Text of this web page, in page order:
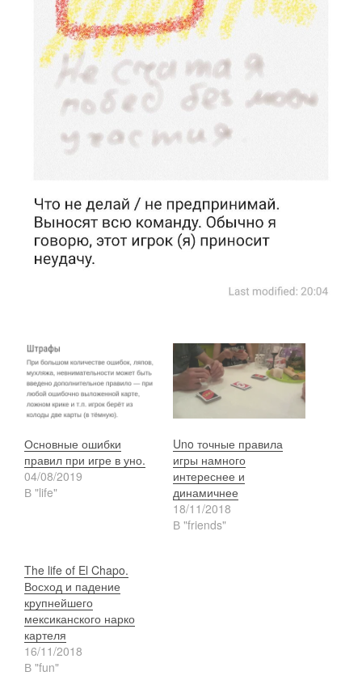
Основные ошибки
правил при игре в уно.
04/08/2019
В "life"
Uno точные правила
игры намного
интереснее и
динамичнее
18/11/2018
В "friends"
The life of El Chapo.
Восход и падение
крупнейшего
мексиканского нарко
картеля
16/11/2018
В "fun"